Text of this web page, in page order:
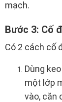
mạch.
Bước 3: Cố
Có 2 cách cố
Dùng
một lớp
vào, căn